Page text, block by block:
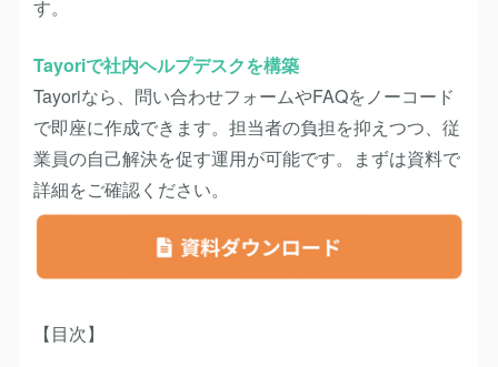
す。
Tayoriで社内ヘルプデスクを構築
Tayoriなら、問い合わせフォームやFAQをノーコード
で即座に作成できます。担当者の負担を抑えつつ、従
業員の自己解決を促す運用が可能です。まずは資料で
詳細をご確認ください。
【目次】